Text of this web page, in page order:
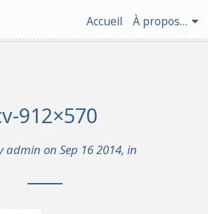
Accueil À propos…
912×570
admin on Sep 16 2014, in